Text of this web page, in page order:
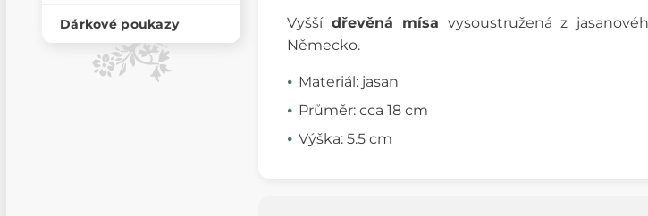
Dárkové poukazy Vyšší dřevěná mísa vysoustružená z
Německo.
Materiál: jasan
Průměr: cca 18 cm
Výška: 5.5 cm